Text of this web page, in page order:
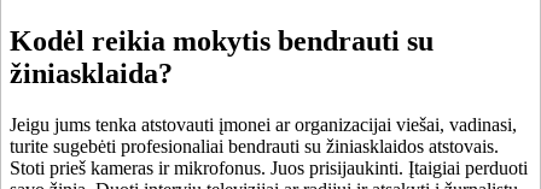
Kodėl reikia mokytis bendrauti su
žiniasklaida?
Jeigu jums tenka atstovauti įmonei ar organizacijai viešai, vadinasi,
turite sugebėti profesionaliai bendrauti su žiniasklaidos atstovais.
Stoti prieš kameras ir mikrofonus. Juos prisijaukinti. Įtaigiai perduoti